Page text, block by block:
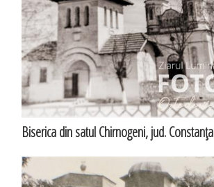
Biserica din satul Chirnogeni, jud. Constanţa